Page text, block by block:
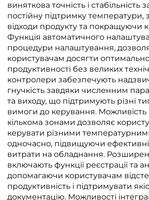
виняткова точність і стабільність
постійну підтримку
відходи продукту та покращуючи
Функція автоматичного
процедури налаштування,
користувачам досягти
продуктивності без великих
контролери забезпечують
гнучкість завдяки численним
та виходу, що підтримують різні
вимоги до керування. Можливість
кількома зонами дозволяє
керувати різними
одночасно, підвищуючи
витрати на обладнання.
включають функції реєстрації та
допомагаючи користувачам
продуктивність і підтримувати
документацію. Можливості